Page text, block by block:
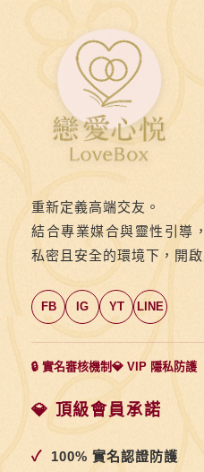
愉》
則：
她
被
依
就
更
意
出
重新定義高端交友。
結合專業媒合與靈性引導
私密且安全的環境下，開
FB IG YT LINE
🔒 實名審核機制💎 VIP 隱私防護
💎 頂級會員承諾
✓ 100% 實名認證防護